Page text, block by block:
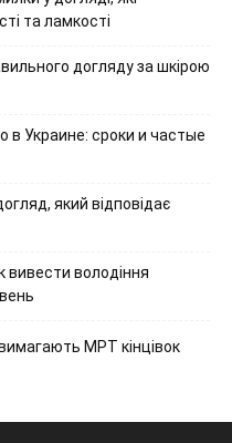
та ламкості
догляду за шкірою
в Украине: сроки и частые
який відповідає
вивести володіння
МРТ кінцівок